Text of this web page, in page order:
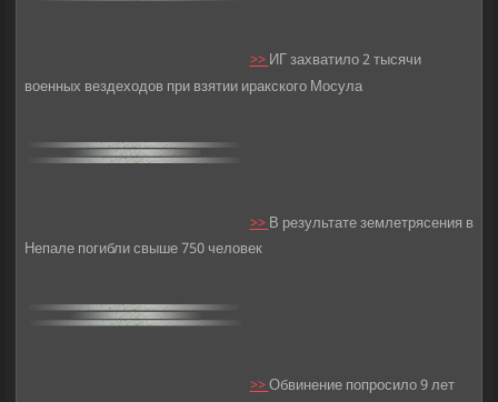
>>ИГ захватило 2 тысячи
военных вездеходов при взятии иракского Мосула
>>В результате землетрясения в
Непале погибли свыше 750 человек
>>Обвинение попросило 9 лет